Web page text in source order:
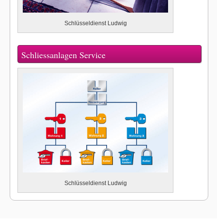
Schlüsseldienst Ludwig
Schliessanlagen Service
Schlüsseldienst Ludwig